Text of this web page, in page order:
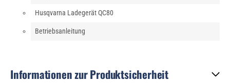
Husqvarna Ladegerät QC80
Betriebsanleitung
Informationen zur Produktsicherheit